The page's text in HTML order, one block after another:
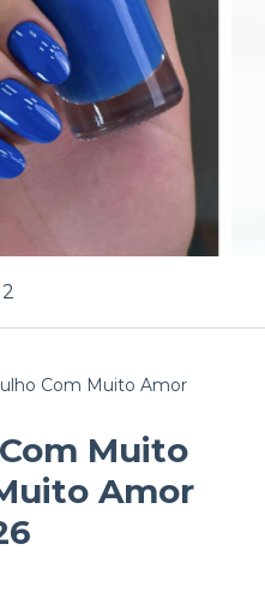
2
Com Muito Amor
Muito
Amor